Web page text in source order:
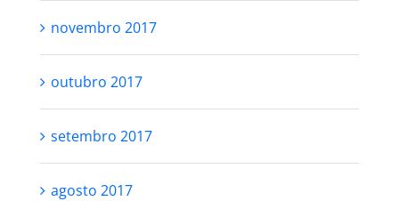
novembro 2017
outubro 2017
setembro 2017
agosto 2017